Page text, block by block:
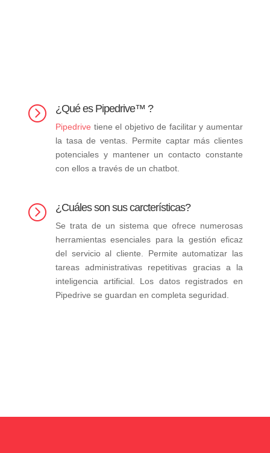
= ¿Qué es Pipedrive™ ?
Pipedrive tiene el objetivo de facilitar y aumentar
la tasa de ventas. Permite captar más clientes
potenciales y mantener un contacto constante
con ellos a través de un chatbot.
= ¿Cuáles son sus carcterísticas?
Se trata de un sistema que ofrece numerosas
herramientas esenciales para la gestión eficaz
del servicio al cliente. Permite automatizar las
tareas administrativas repetitivas gracias a la
inteligencia artificial. Los datos registrados en
Pipedrive se guardan en completa seguridad.